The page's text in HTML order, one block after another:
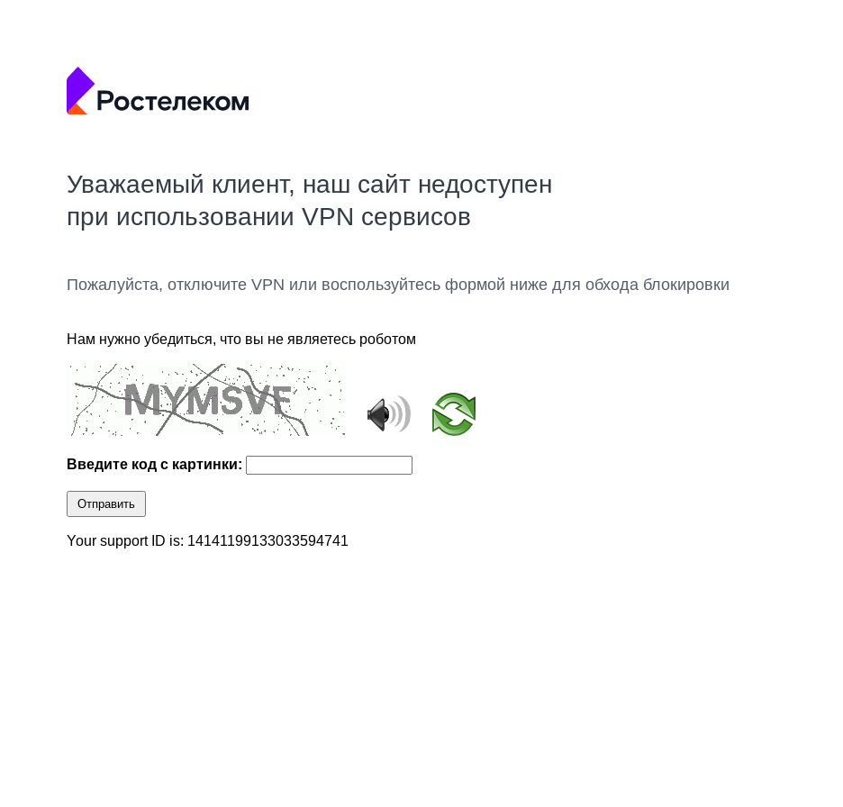
Уважаемый клиент, наш сайт недоступен
при использовании VPN сервисов
Пожалуйста, отключите VPN или воспользуйтесь формой ниже для обхода блокировки
Нам нужно убедиться, что вы не являетесь роботом
Введите код с картинки:
Отправить
Your support ID is: 14141199133033594741